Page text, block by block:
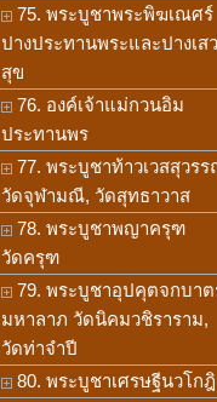
75. พระบูชาพระพิฆเณศร์
ปางประทานพระและปางเส
สุข
76. องค์เจ้าแม่กวนอิม
ประทานพร
77. พระบูชาท้าวเวสสุวร
วัดจุฬามณี, วัดสุทธาวาส
78. พระบูชาพญาครุฑ
วัดครุฑ
79. พระบูชาอุปคุตจกบาต
มหาลาภ วัดนิคมวชิราราม,
วัดท่าจำปี
80. พระบูชาเศรษฐีนวโกฎิ